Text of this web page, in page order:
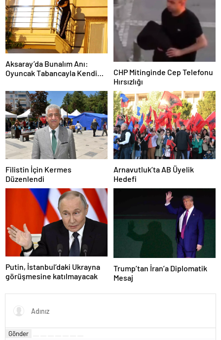
Aksaray’da Bunalım Anı:
Oyuncak Tabancayla Kendine
CHP Mitinginde Cep Telefonu
Hırsızlığı
Filistin İçin Kermes
Düzenlendi
Arnavutluk’ta AB Üyelik
Hedefi
Putin, İstanbul’daki Ukrayna
görüşmesine katılmayacak
Trump’tan İran’a Diplomatik
Mesaj
Gönder